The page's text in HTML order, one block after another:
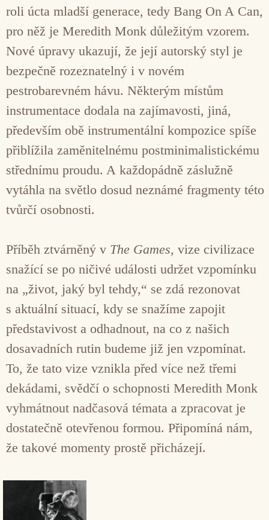
roli úcta mladší generace, tedy Bang On A Can,
pro něž je Meredith Monk důležitým vzorem.
Nové úpravy ukazují, že její autorský styl je
bezpečně rozeznatelný i v novém
pestrobarevném hávu. Některým místům
instrumentace dodala na zajímavosti, jiná,
především obě instrumentální kompozice spíše
přiblížila zaměnitelnému postminimalistickému
střednímu proudu. A každopádně záslužně
vytáhla na světlo dosud neznámé fragmenty této
tvůrčí osobnosti.
Příběh ztvárněný v The Games, vize civilizace
snažící se po ničivé události udržet vzpomínku
na „život, jaký byl tehdy,“ se zdá rezonovat
s aktuální situací, kdy se snažíme zapojit
představivost a odhadnout, na co z našich
dosavadních rutin budeme již jen vzpomínat.
To, že tato vize vznikla před více než třemi
dekádami, svědčí o schopnosti Meredith Monk
vyhmátnout nadčasová témata a zpracovat je
dostatečně otevřenou formou. Připomíná nám,
že takové momenty prostě přicházejí.